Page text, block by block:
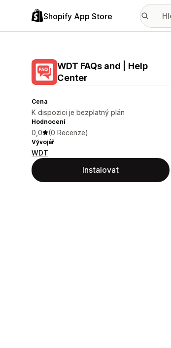
Shopify App Store
WDT FAQs and | Help
Center
Cena
K dispozici je bezplatný plán
Hodnocení
0,0 (0 Recenze)
Vývojář
WDT
Instalovat